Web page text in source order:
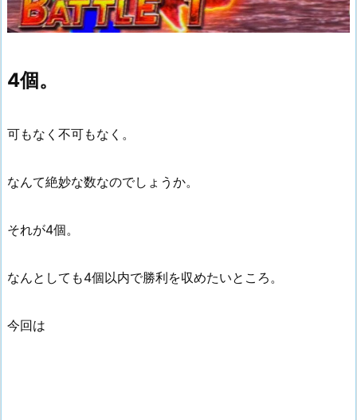
4個。
可もなく不可もなく。
なんて絶妙な数なのでしょうか。
それが4個。
なんとしても4個以内で勝利を収めたいところ。
今回は